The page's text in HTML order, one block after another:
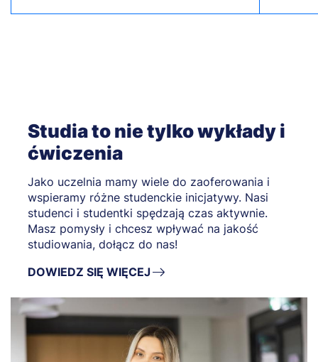
Studia to nie tylko wykłady i
ćwiczenia
Jako uczelnia mamy wiele do zaoferowania i
wspieramy różne studenckie inicjatywy. Nasi
studenci i studentki spędzają czas aktywnie.
Masz pomysły i chcesz wpływać na jakość
studiowania, dołącz do nas!
DOWIEDZ SIĘ WIĘCEJ